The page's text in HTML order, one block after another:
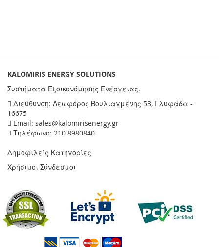
KALOMIRIS ENERGY SOLUTIONS
Συστήματα Εξοικονόμησης Ενέργειας.
Διεύθυνση: Λεωφόρος Βουλιαγμένης 53, Γλυφάδα -
16675
Email: sales@kalomirisenergy.gr
Τηλέφωνο: 210 8980840
Δημοφιλείς Κατηγορίες
Χρήσιμοι Σύνδεσμοι